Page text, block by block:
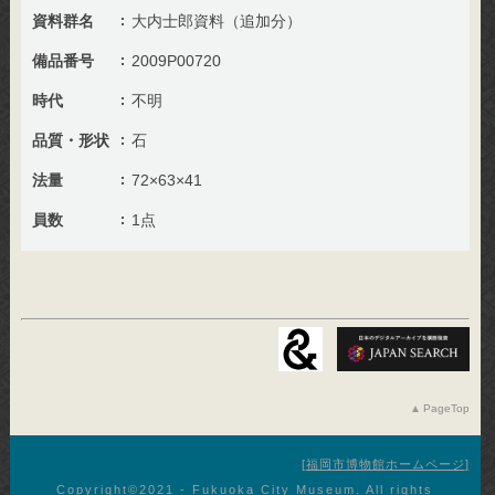
資料群名 大内士郎資料（追加分）
備品番号 2009P00720
時代 不明
品質・形状 石
法量 72×63×41
員数 1点
PageTop
福岡市博物館ホームページ
Copyright©︎2021 - Fukuoka City Museum. All rights